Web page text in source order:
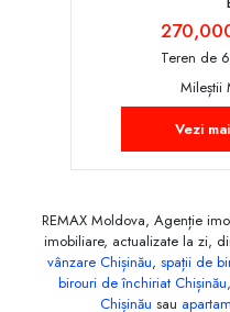
Teren de
Mileștii
Vezi
REMAX Moldova, Agenție
imobiliare, actualizate la zi,
vânzare Chișinău, spații de
birouri de închiriat
Chișinău sau